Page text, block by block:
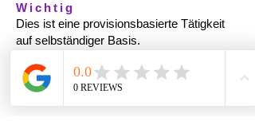
Wichtig
Dies ist eine provisionsbasierte Tätigkeit
auf selbständiger Basis.
❌ Kein Network Marketing
❌ Kein Verkauf von Massenreisen